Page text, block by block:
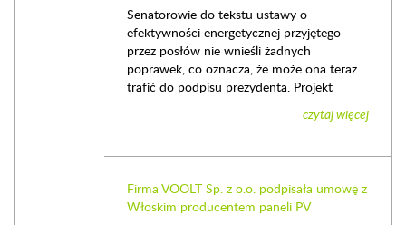
Senatorowie do tekstu ustawy o
efektywności energetycznej przyjętego
przez posłów nie wnieśli żadnych
poprawek, co oznacza, że może ona teraz
trafić do podpisu prezydenta. Projekt
czytaj więcej
Firma VOOLT Sp. z o.o. podpisała umowę z
Włoskim producentem paneli PV